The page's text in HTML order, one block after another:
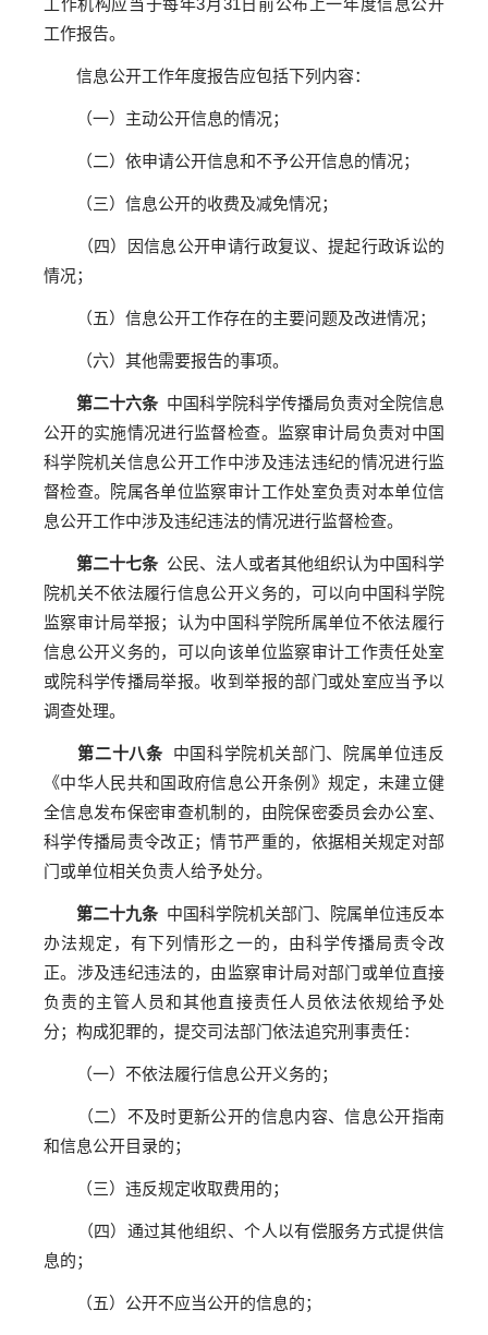
工作机构应当于每年3月31日前公布上一年度信息公开
工作报告。
信息公开工作年度报告应包括下列内容：
（一）主动公开信息的情况；
（二）依申请公开信息和不予公开信息的情况；
（三）信息公开的收费及减免情况；
（四）因信息公开申请行政复议、提起行政诉讼的
情况；
（五）信息公开工作存在的主要问题及改进情况；
（六）其他需要报告的事项。
第二十六条中国科学院科学传播局负责对全院信息
公开的实施情况进行监督检查。监察审计局负责对中国
科学院机关信息公开工作中涉及违法违纪的情况进行监
督检查。院属各单位监察审计工作处室负责对本单位信
息公开工作中涉及违纪违法的情况进行监督检查。
第二十七条公民、法人或者其他组织认为中国科学
院机关不依法履行信息公开义务的，可以向中国科学院
监察审计局举报；认为中国科学院所属单位不依法履行
信息公开义务的，可以向该单位监察审计工作责任处室
或院科学传播局举报。收到举报的部门或处室应当予以
调查处理。
第二十八条中国科学院机关部门、院属单位违反
《中华人民共和国政府信息公开条例》规定，未建立健
全信息发布保密审查机制的，由院保密委员会办公室、
科学传播局责令改正；情节严重的，依据相关规定对部
门或单位相关负责人给予处分。
第二十九条中国科学院机关部门、院属单位违反本
办法规定，有下列情形之一的，由科学传播局责令改
正。涉及违纪违法的，由监察审计局对部门或单位直接
负责的主管人员和其他直接责任人员依法依规给予处
分；构成犯罪的，提交司法部门依法追究刑事责任：
（一）不依法履行信息公开义务的；
（二）不及时更新公开的信息内容、信息公开指南
和信息公开目录的；
（三）违反规定收取费用的；
（四）通过其他组织、个人以有偿服务方式提供信
息的；
（五）公开不应当公开的信息的；